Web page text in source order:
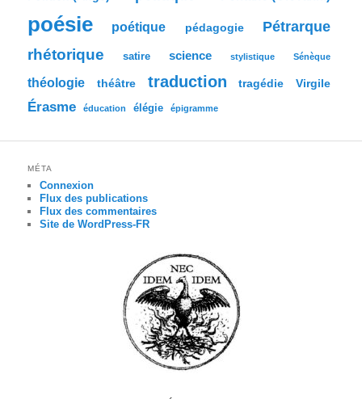
poésie poétique pédagogie Pétrarque
rhétorique satire science stylistique Sénèque
théologie théâtre traduction tragédie Virgile
Érasme éducation élégie épigramme
MÉTA
Connexion
Flux des publications
Flux des commentaires
Site de WordPress-FR